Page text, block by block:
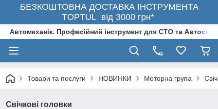
БЕЗКОШТОВНА ДОСТАВКА ІНСТРУМЕНТА
TOPTUL від 3000 грн*
Автомеханік. Професійний інструмент для СТО та
Товари та послуги НОВИНКИ Моторна група
Свічкові головки